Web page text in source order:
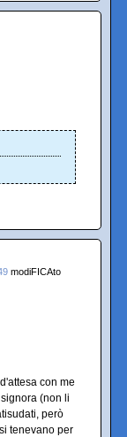
modiFICAto
con me
(non li
però
tenevano per